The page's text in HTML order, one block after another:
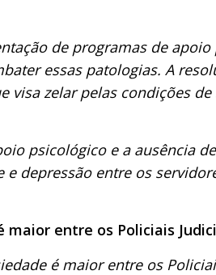
de programas de
essas patologias. A
visa zelar pelas condições
psicológico e a ausência
depressão entre os
entre os Policiais
é maior entre os